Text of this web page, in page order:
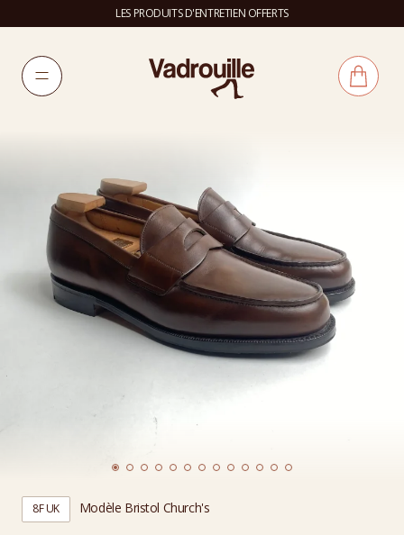
LES PRODUITS D'ENTRETIEN OFFERTS
8F UK Modèle Bristol Church's